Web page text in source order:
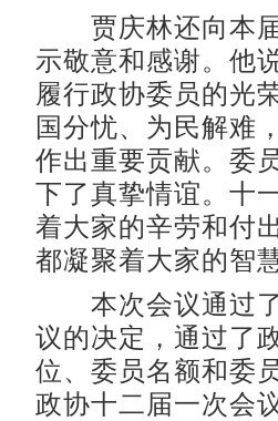
贾庆林还向本届
示敬意和感谢。他
履行政协委员的光
国分忧、为民解难
作出重要贡献。委
下了真挚情谊。十
着大家的辛劳和付
都凝聚着大家的智
本次会议通过了
议的决定，通过了
位、委员名额和委
政协十二届一次会